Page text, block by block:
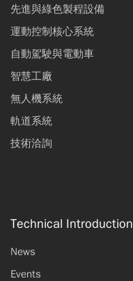
先進與綠色製程設備
運動控制核心系統
自動駕駛與電動車
智慧工廠
無人機系統
軌道系統
技術洽詢
Technical Introduction
News
Events